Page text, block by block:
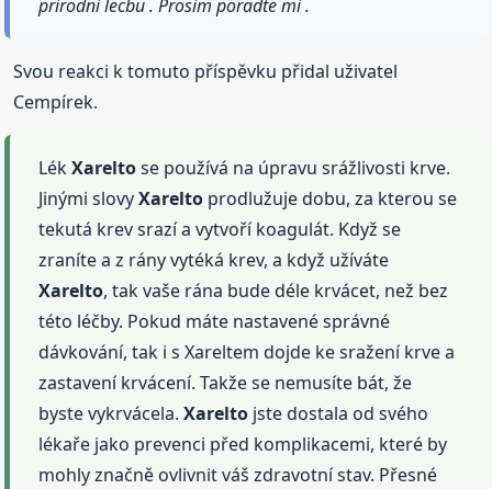
prirodni lecbu . Prosim poradte mi .
Svou reakci k tomuto příspěvku přidal uživatel
Cempírek.
LékXareltose používá na úpravu srážlivosti krve.
Jinými slovyXarelto prodlužuje dobu, za kterou se
tekutá krev srazí a vytvoří koagulát. Když se
zraníte a z rány vytéká krev, a když užíváte
Xarelto, tak vaše rána bude déle krvácet, než bez
této léčby. Pokud máte nastavené správné
dávkování, tak i s Xareltem dojde ke sražení krve a
zastavení krvácení. Takže se nemusíte bát, že
byste vykrvácela.Xarelto jste dostala od svého
lékaře jako prevenci před komplikacemi, které by
mohly značně ovlivnit váš zdravotní stav. Přesné